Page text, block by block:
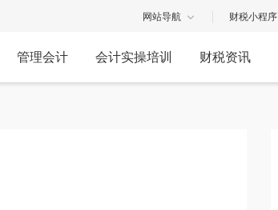
网站导航 财税小程序
管理会计 会计实操培训 财税资讯